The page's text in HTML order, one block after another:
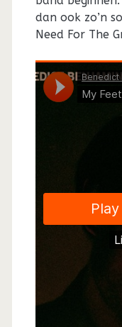
dan ook zo’n
Need For The